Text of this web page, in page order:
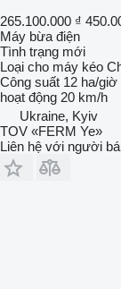
265.100.000 ₫
Máy bừa điện
Tình trạng mới
Loại cho máy kéo
Công suất 12 ha/giờ
hoạt động 20 km/h
Ukraine, Kyiv
TOV «FERM Ye»
Liên hệ với người